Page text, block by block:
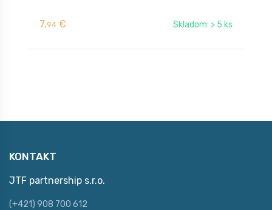
7,94 € Skladom: > 5 ks
KONTAKT
JTF partnership s.r.o.
(+421) 908 700 612